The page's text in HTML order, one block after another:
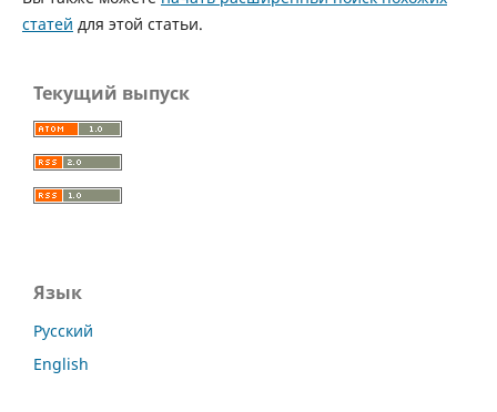
статей для этой статьи.
Текущий выпуск
Язык
Русский
English